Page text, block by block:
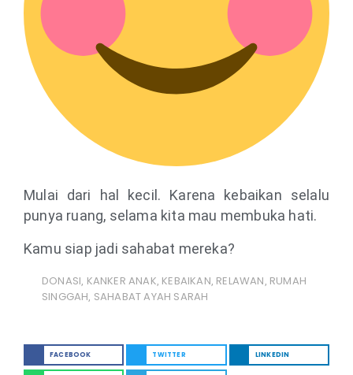
Mulai dari hal kecil. Karena kebaikan selalu
punya ruang, selama kita mau membuka hati.
Kamu siap jadi sahabat mereka?
DONASI KANKER ANAK KEBAIKAN RELAWAN RUMAH
SINGGAH SAHABAT AYAH SARAH
FACEBOOK TWITTER LINKEDIN